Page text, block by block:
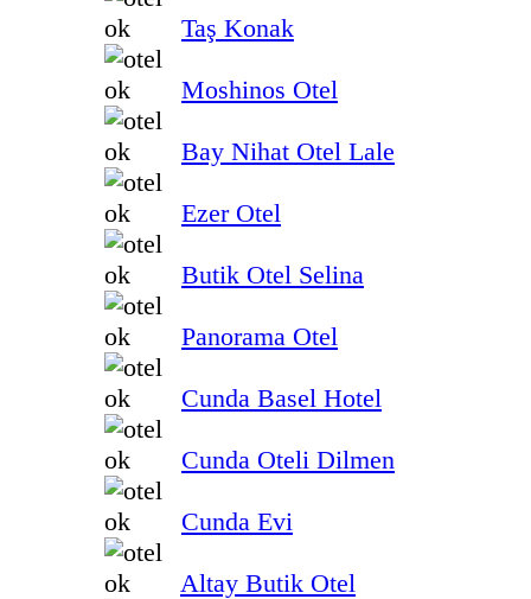
Taş Konak
Moshinos Otel
Bay Nihat Otel Lale
Ezer Otel
Butik Otel Selina
Panorama Otel
Cunda Basel Hotel
Cunda Oteli Dilmen
Cunda Evi
Altay Butik Otel